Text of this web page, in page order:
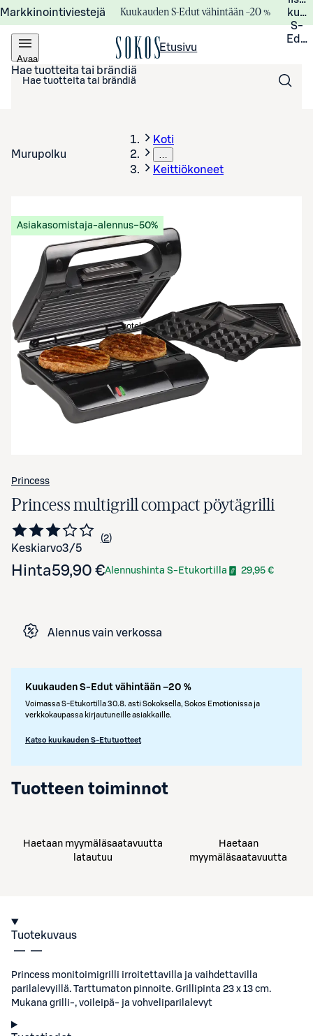
Markkinointiviestejä Kuukauden S-Edut vähintään –20 %
S-
Avaa
valikko
Etusivu
Hae tuotteita tai brändiä
Murupolku
Koti
…
Keittiökoneet
Avaa tuotekuva suurennettuna
Asiakasomistaja-alennus−50%
Princess
Princess multigrill compact pöytägrilli
Keskiarvo3/5 Siirry arvioihin
2
kappaletta
Hinta59,90 €Alennushinta S-Etukortilla 29,95 €
Alennus vain verkossa
Kuukauden S-Edut vähintään –20 %
Voimassa S-Etukortilla 30.8. asti Sokoksella, Sokos Emotionissa ja
verkkokaupassa kirjautuneille asiakkaille.
Katso kuukauden S-Etutuotteet
Tuotteen toiminnot
Haetaan myymäläsaatavuutta
latautuu
Haetaan
myymäläsaatavuutta
Tuotekuvaus
Princess monitoimigrilli irroitettavilla ja vaihdettavilla
parilalevyillä. Tarttumaton pinnoite. Grillipinta 23 x 13 cm.
Mukana grilli-, voileipä- ja vohveliparilalevyt